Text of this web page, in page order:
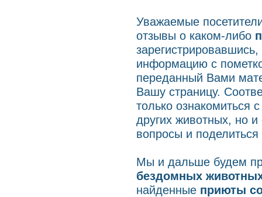
Уважаемые
отзывы о каком-либо
информацию с
переданный Вами
Вашу страницу.
только
других животных, но
вопросы и
Мы и дальше будем
бездомных
найденные приюты